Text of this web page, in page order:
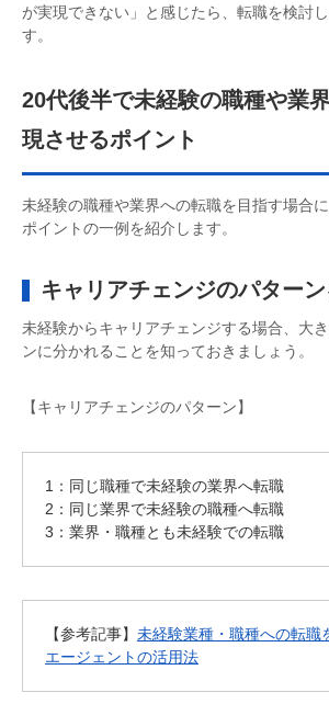
が実現できない」と感じたら、転職を検討
す。
20代後半で未経験の職種や業
現させるポイント
未経験の職種や業界への転職を目指す場合
ポイントの一例を紹介します。
キャリアチェンジのパター
未経験からキャリアチェンジする場合、大
ンに分かれることを知っておきましょう。
【キャリアチェンジのパターン】
1：同じ職種で未経験の業界へ転職
2：同じ業界で未経験の職種へ転職
3：業界・職種とも未経験での転職
【参考記事】 未経験業種・職種への転職
エージェントの活用法